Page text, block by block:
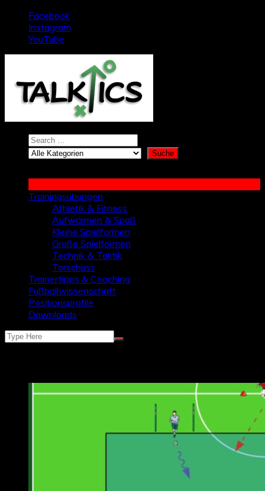
springen
Facebook
Instagram
YouTube
Trainingsübungen
Athletik & Fitness
Aufwärmen & Spaß
Kleine Spielformen
Große Spielformen
Technik & Taktik
Torschuss
Trainertipps & Coaching
Fußballwissenschaft
Positionsprofile
Downloads